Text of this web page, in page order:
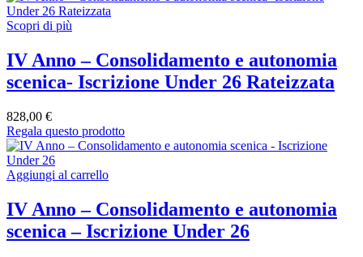
Scopri di più
IV Anno – Consolidamento e autonomia
scenica- Iscrizione Under 26 Rateizzata
828,00 €
Regala questo prodotto
Aggiungi al carrello
IV Anno – Consolidamento e autonomia
scenica – Iscrizione Under 26